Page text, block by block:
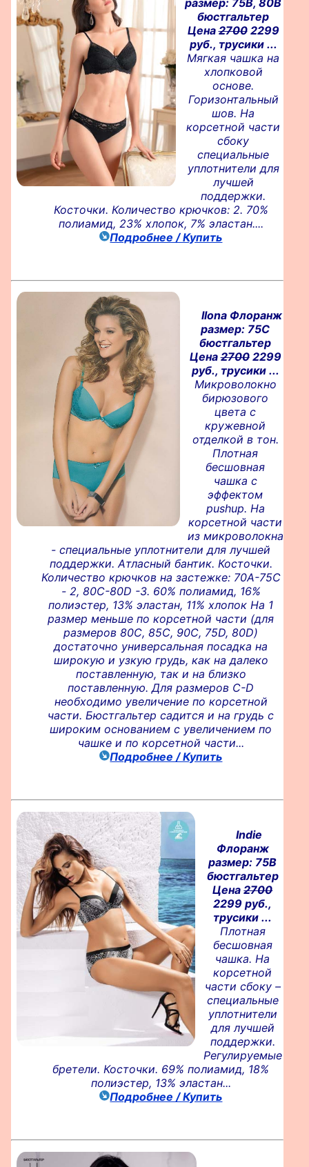
бюстгальтер
Цена27002299
руб., трусики ...
Мягкая чашка на
хлопковой
основе.
Горизонтальный
шов. На
корсетной части
сбоку
специальные
уплотнители для
лучшей
поддержки.
Косточки. Количество крючков: 2. 70%
полиамид, 23% хлопок, 7% эластан....
Подробнее / Купить
Ilona Флоранж
размер: 75C
бюстгальтер
Цена27002299
руб., трусики ...
Микроволокно
бирюзового
цвета с
кружевной
отделкой в тон.
Плотная
бесшовная
чашка с
эффектом
pushup. На
корсетной части
из микроволокна
- специальные уплотнители для лучшей
поддержки. Атласный бантик. Косточки.
Количество крючков на застежке: 70А-75С
- 2, 80C-80D -3. 60% полиамид, 16%
полиэстер, 13% эластан, 11% хлопок На 1
размер меньше по корсетной части (для
размеров 80С, 85С, 90С, 75D, 80D)
достаточно универсальная посадка на
широкую и узкую грудь, как на далеко
поставленную, так и на близко
поставленную. Для размеров С-D
необходимо увеличение по корсетной
части. Бюстгальтер садится и на грудь с
широким основанием с увеличением по
чашке и по корсетной части...
Подробнее / Купить
Indie
Флоранж
размер: 75B
бюстгальтер
Цена2700
2299 руб.,
трусики ...
Плотная
бесшовная
чашка. На
корсетной
части сбоку –
специальные
уплотнители
для лучшей
поддержки.
Регулируемые
бретели. Косточки. 69% полиамид, 18%
полиэстер, 13% эластан...
Подробнее / Купить